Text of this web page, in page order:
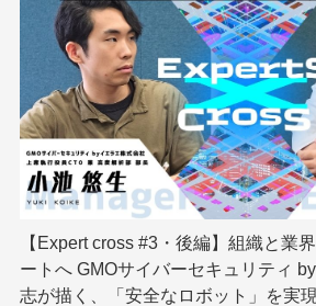
人工知能 人工知能学会 国
国際標準化 基礎 多拠点開発
宮崎オフィス 強化学習 応用
技育プロジェクト 技術広報
拡張知能 新卒 新卒研修
映像クリエイター 暗号 業
機械学習 決済 生成AI
研究開発 耐量子暗号 脆弱
【Expert cross #3・後編】組織と業
ートへ GMOサイバーセキュリティ
志が描く、「安全なロボット」を実